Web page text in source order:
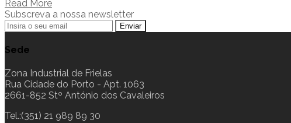
Read More
Subscreva a nossa newsletter
Sede
Zona Industrial de Frielas
Rua Cidade do Porto - Apt. 1063
2661-852 Stº António dos Cavaleiros
Tel.:(351) 21 989 89 30